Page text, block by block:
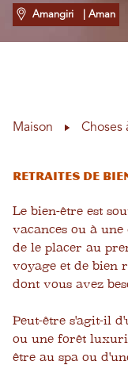
Amangiri | Aman
Maison Choses
Retraites de
Le bien-être est
vacances ou à
de le placer au
voyage et de bien
dont vous avez
Peut-être s'agit-il
ou une forêt
être au spa ou